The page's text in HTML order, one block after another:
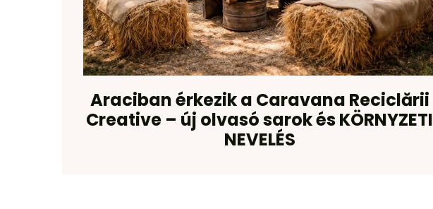
Araciban érkezik a Caravana Reciclării
Creative – új olvasó sarok és KÖRNYZETI
NEVELÉS